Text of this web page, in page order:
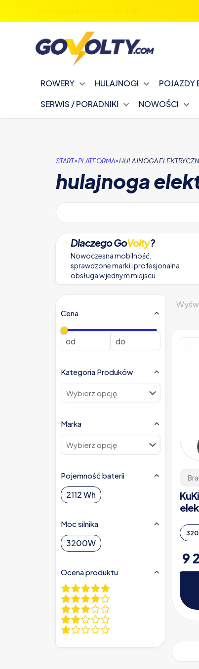
ROWERY HULAJNOGI POJAZDY
SERWIS / PORADNIKI
NOWOŚCI
START>PLATFORMA>HULAJNOGA
hulajnoga
Dlaczego GoVolty?
Nowoczesna mobilność,
sprawdzone marki i profesjonalna
obsługa w jednym miejscu.
Cena
Kategoria Produków
Marka
Pojemność baterii
2112 Wh
Moc silnika
3200W
Ocena produktu
9